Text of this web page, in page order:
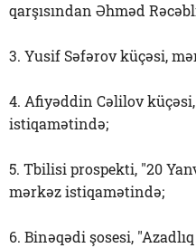
qarşısından Əhməd
3. Yusif Səfərov küçəsi,
4. Afiyəddin Cəlilov
istiqamətində;
5. Tbilisi prospekti, "20
mərkəz istiqamətində;
6. Binəqədi şosesi,